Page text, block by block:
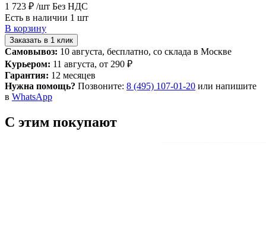
1 723 ₽ /шт Без НДС
Есть в наличии 1 шт
В корзину
Заказать в 1 клик
Самовывоз: 10 августа, бесплатно, со склада в Москве
Курьером: 11 августа, от 290 ₽
Гарантия: 12 месяцев
Нужна помощь? Позвоните: 8 (495) 107-01-20 или напишите
в WhatsApp
С этим покупают